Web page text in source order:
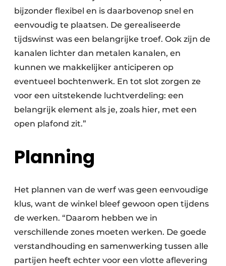
bijzonder flexibel en is daarbovenop snel en
eenvoudig te plaatsen. De gerealiseerde
tijdswinst was een belangrijke troef. Ook zijn de
kanalen lichter dan metalen kanalen, en
kunnen we makkelijker anticiperen op
eventueel bochtenwerk. En tot slot zorgen ze
voor een uitstekende luchtverdeling: een
belangrijk element als je, zoals hier, met een
open plafond zit.”
Planning
Het plannen van de werf was geen eenvoudige
klus, want de winkel bleef gewoon open tijdens
de werken. “Daarom hebben we in
verschillende zones moeten werken. De goede
verstandhouding en samenwerking tussen alle
partijen heeft echter voor een vlotte aflevering